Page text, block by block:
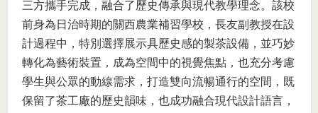
三方攜手完成，融合了歷史傳承與現代教學理念。該校
前身為日治時期的關西農業補習學校，長友副教授在設
計過程中，特別選擇展示具歷史感的製茶設備，並巧妙
轉化為藝術裝置，成為空間中的視覺焦點，也充分考慮
學生與公眾的動線需求，打造雙向流暢通行的空間，既
保留了茶工廠的歷史韻味，也成功融合現代設計語言，